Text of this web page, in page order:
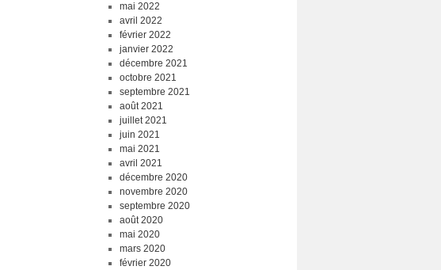
mai 2022
avril 2022
février 2022
janvier 2022
décembre 2021
octobre 2021
septembre 2021
août 2021
juillet 2021
juin 2021
mai 2021
avril 2021
décembre 2020
novembre 2020
septembre 2020
août 2020
mai 2020
mars 2020
février 2020